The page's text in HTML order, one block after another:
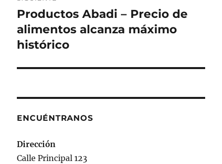
Siguiente
entrada:
Productos Abadi – Precio de
alimentos alcanza máximo
histórico
ENCUÉNTRANOS
Dirección
Calle Principal 123